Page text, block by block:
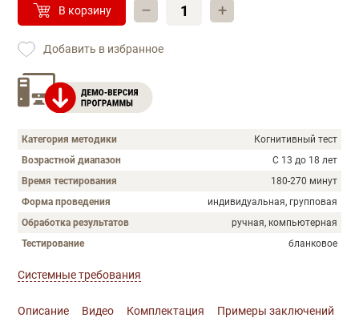
В корзину – +
Добавить в избранное
Категория методики
Когнитивный тест
Возрастной диапазон
С 13 до 18 лет
Время тестирования
180-270 минут
Форма проведения
индивидуальная, групповая
Обработка результатов
ручная, компьютерная
Тестирование
бланковое
Системные требования
Описание Видео Комплектация Примеры заключений